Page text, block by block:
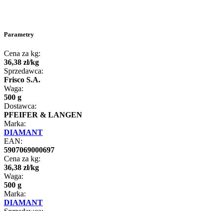
Parametry
Cena za kg:
36,38 zł/kg
Sprzedawca:
Frisco S.A.
Waga:
500 g
Dostawca:
PFEIFER & LANGEN
Marka:
DIAMANT
EAN:
5907069000697
Cena za kg:
36,38 zł/kg
Waga:
500 g
Marka:
DIAMANT